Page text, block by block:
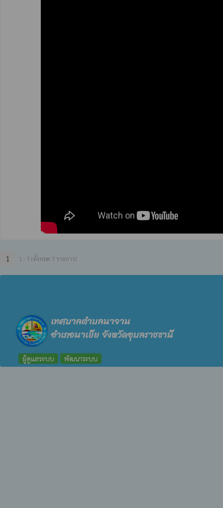
1 1 - 7 (ทั้งหมด 7 รายการ)
เทศบาลตำบลนาจาน
อำเภอนาเยีย จังหวัดอุบลราชธานี
ผู้ดูแลระบบ พัฒนาระบบ